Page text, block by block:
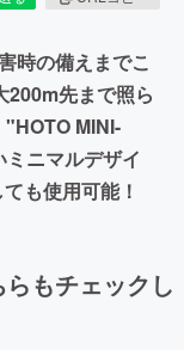
時の備えまでこ
200m先まで照ら
MINI-
ニマルデザイ
も使用可能！
もチェックし